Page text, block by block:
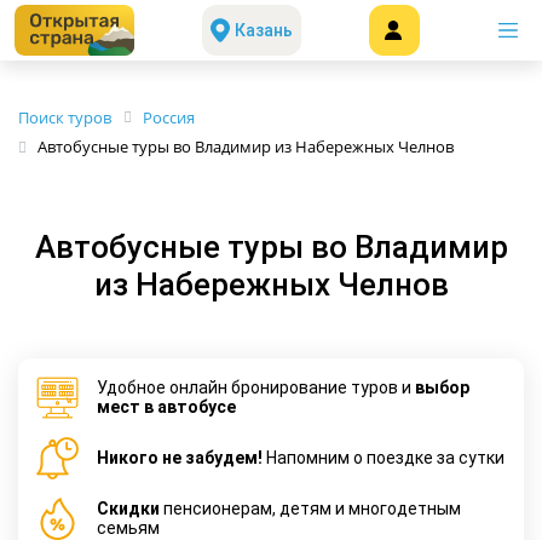
Казань
Поиск туров
Россия
Автобусные туры во Владимир из Набережных Челнов
Автобусные туры во Владимир
из Набережных Челнов
Удобное онлайн бронирование туров и выбор
мест в автобусе
Никого не забудем! Напомним о поездке за сутки
Cкидки пенсионерам, детям и многодетным
семьям